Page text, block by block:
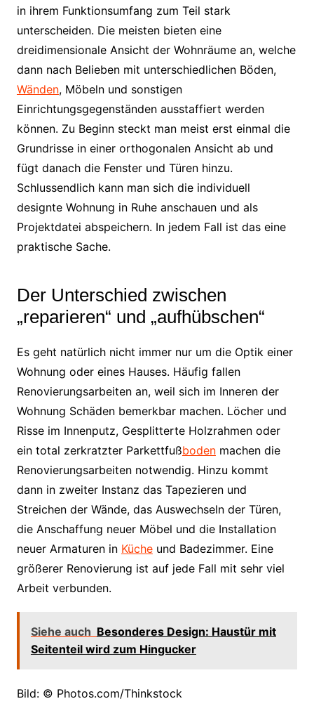
in ihrem Funktionsumfang zum Teil stark
unterscheiden. Die meisten bieten eine
dreidimensionale Ansicht der Wohnräume an, welche
dann nach Belieben mit unterschiedlichen Böden,
Wänden, Möbeln und sonstigen
Einrichtungsgegenständen ausstaffiert werden
können. Zu Beginn steckt man meist erst einmal die
Grundrisse in einer orthogonalen Ansicht ab und
fügt danach die Fenster und Türen hinzu.
Schlussendlich kann man sich die individuell
designte Wohnung in Ruhe anschauen und als
Projektdatei abspeichern. In jedem Fall ist das eine
praktische Sache.
Der Unterschied zwischen
„reparieren“ und „aufhübschen“
Es geht natürlich nicht immer nur um die Optik einer
Wohnung oder eines Hauses. Häufig fallen
Renovierungsarbeiten an, weil sich im Inneren der
Wohnung Schäden bemerkbar machen. Löcher und
Risse im Innenputz, Gesplitterte Holzrahmen oder
ein total zerkratzter Parkettfußbodenmachen die
Renovierungsarbeiten notwendig. Hinzu kommt
dann in zweiter Instanz das Tapezieren und
Streichen der Wände, das Auswechseln der Türen,
die Anschaffung neuer Möbel und die Installation
neuer Armaturen in Kücheund Badezimmer. Eine
größerer Renovierung ist auf jede Fall mit sehr viel
Arbeit verbunden.
Siehe auch Besonderes Design: Haustür mit
Seitenteil wird zum Hingucker
Bild: © Photos.com/Thinkstock